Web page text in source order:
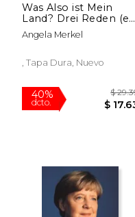
Was Also ist Mein
Land? Drei Reden (en
Alemán)
Angela Merkel
, Tapa Dura, Nuevo